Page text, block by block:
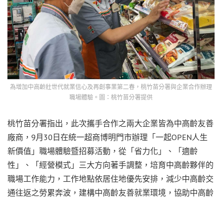
為增加中高齡壯世代就業信心及再創事業第二春，桃竹苗分署與企業合作辦理
職場體驗。圖：桃竹苗分署提供
桃竹苗分署指出，此次攜手合作之兩大企業皆為中高齡友善
廠商，9月30日在統一超商博明門市辦理「一起OPEN人生
新價值」職場體驗暨招募活動，從「省力化」、「適齡
性」、「經營模式」三大方向著手調整，培育中高齡夥伴的
職場工作能力，工作地點依居住地優先安排，減少中高齡交
通往返之勞累奔波，建構中高齡友善就業環境，協助中高齡